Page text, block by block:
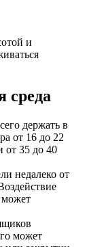
и
среда
держать в
от 16 до 22
от 35 до 40
недалеко от
может
может